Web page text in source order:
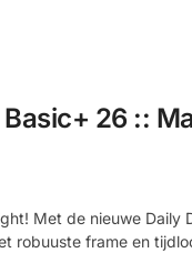
26 ::
Met de nieuwe Daily
robuuste frame en